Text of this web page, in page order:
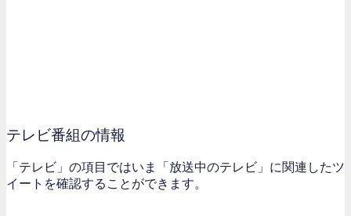
テレビ番組の情報
「テレビ」の項目ではいま「放送中のテレビ」に関連したツ
イートを確認することができます。